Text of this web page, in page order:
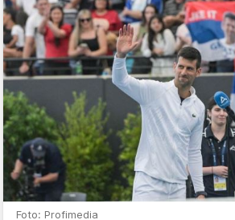
Foto: Profimedia